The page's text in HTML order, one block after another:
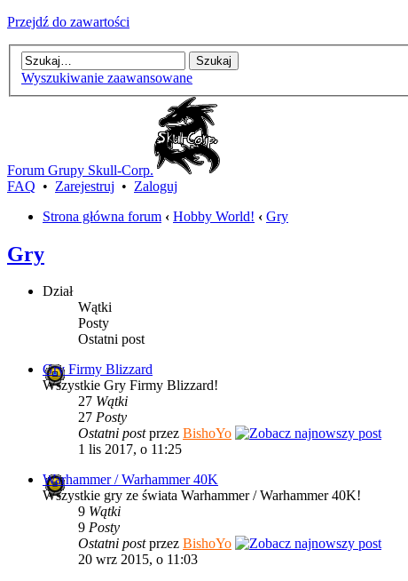
Przejdź do zawartości
Wyszukiwanie zaawansowane
Forum Grupy Skull-Corp.
FAQ • Zarejestruj • Zaloguj
Strona główna forum ‹ Hobby World! ‹ Gry
Gry
Dział
Wątki
Posty
Ostatni post
Gry Firmy Blizzard
Wszystkie Gry Firmy Blizzard!
27 Wątki
27 Posty
Ostatni postprzez BishoYo
1 lis 2017, o 11:25
Warhammer / Warhammer 40K
Wszystkie gry ze świata Warhammer / Warhammer 40K!
9 Wątki
9 Posty
Ostatni postprzez BishoYo
20 wrz 2015, o 11:03